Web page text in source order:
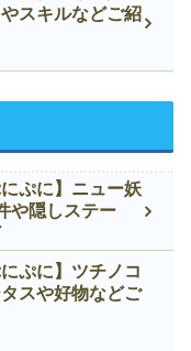
スキルなどご紹
にぷに】ニュー妖
や隠しステー
ぷに】ツチノコ
スや好物などご